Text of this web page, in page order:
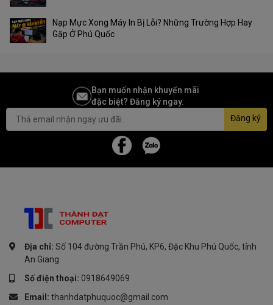
Nạp Mực Xong Máy In Bị Lỗi? Những Trường Hợp Hay
Gặp Ở Phú Quốc
Bạn muốn nhận khuyến mãi
đặc biệt? Đăng ký ngay.
Đăng ký
Địa chỉ: Số 104 đường Trần Phú, KP6, Đặc Khu Phú Quốc, tỉnh
An Giang.
Số điện thoại: 0918649069
Email: thanhdatphuquoc@gmail.com